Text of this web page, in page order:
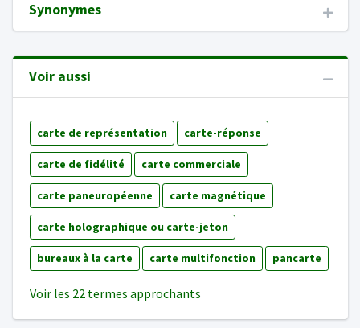
Synonymes
Voir aussi
carte de représentation carte-réponse
carte de fidélité carte commerciale
carte paneuropéenne carte magnétique
carte holographique ou carte-jeton
bureaux à la carte carte multifonction pancarte
Voir les 22 termes approchants